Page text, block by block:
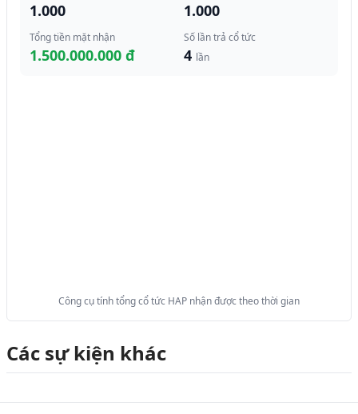
1.000 1.000
Tổng tiền mặt nhận
1.500.000.000 đ
Số lần trả cổ tức
4 lần
Công cụ tính tổng cổ tức HAP nhận được theo thời gian
Các sự kiện khác